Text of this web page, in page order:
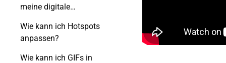
meine digitale
Wie kann ich Hotspots
anpassen?
Wie kann ich GIFs in